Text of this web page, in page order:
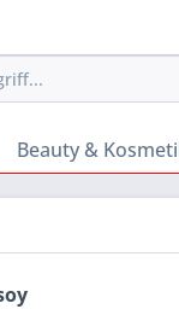
Beauty &